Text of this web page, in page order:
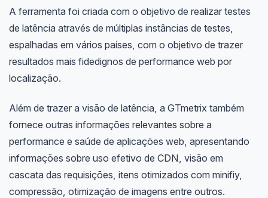
A ferramenta foi criada com o objetivo de realizar testes
de latência através de múltiplas instâncias de testes,
espalhadas em vários países, com o objetivo de trazer
resultados mais fidedignos de performance web por
localização.
Além de trazer a visão de latência, a GTmetrix também
fornece outras informações relevantes sobre a
performance e saúde de aplicações web, apresentando
informações sobre uso efetivo de CDN, visão em
cascata das requisições, itens otimizados com minifiy,
compressão, otimização de imagens entre outros.